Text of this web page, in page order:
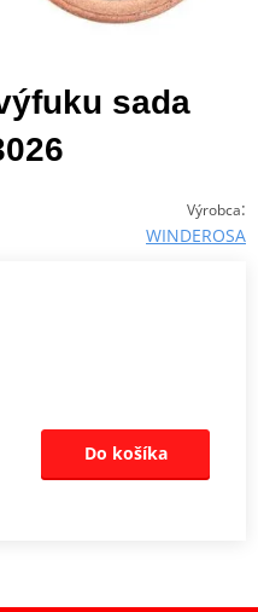
sada
Výrobca:
WINDEROSA
Do košíka